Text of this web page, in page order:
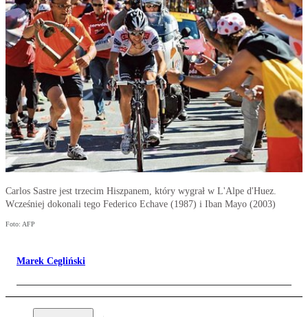
Carlos Sastre jest trzecim Hiszpanem, który wygrał w L'Alpe d'Huez.
Wcześniej dokonali tego Federico Echave (1987) i Iban Mayo (2003)
Foto: AFP
Marek Cegliński